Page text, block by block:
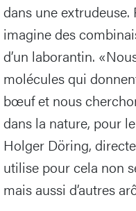
dans une
imagine des
d’un laborantin.
molécules qui
bœuf et nous
dans la nature, pour
Holger Döring,
utilise pour cela non
mais aussi d’autres